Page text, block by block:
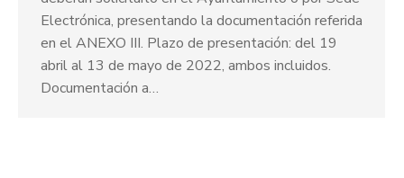
Electrónica, presentando la documentación referida
en el ANEXO III. Plazo de presentación: del 19
abril al 13 de mayo de 2022, ambos incluidos.
Documentación a…